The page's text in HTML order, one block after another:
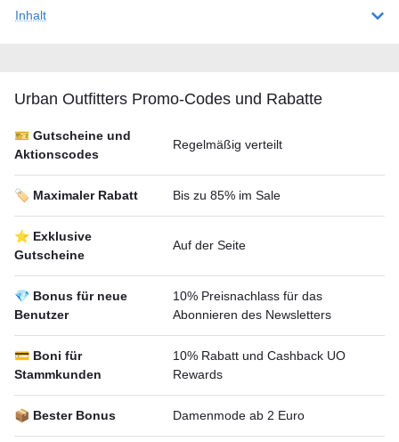
Inhalt
Urban Outfitters Promo-Codes und Rabatte
🎫 Gutscheine und
Aktionscodes
Regelmäßig verteilt
🏷️ Maximaler Rabatt Bis zu 85% im Sale
⭐ Exklusive
Gutscheine
Auf der Seite
💎 Bonus für neue
Benutzer
10% Preisnachlass für das
Abonnieren des Newsletters
💳 Boni für
Stammkunden
10% Rabatt und Cashback UO
Rewards
📦 Bester Bonus Damenmode ab 2 Euro